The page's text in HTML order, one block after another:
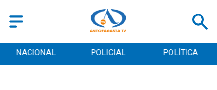
POLICIAL POLÍTICA CULTURA